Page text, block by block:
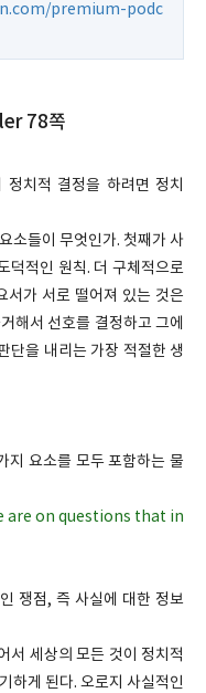
premium-podc
78쪽
치적 결정을 하려면 정치
소들이 무엇인가. 첫째가 사
덕적인 원칙. 더 구체적으로
서가 서로 떨어져 있는 것은
해서 선호를 결정하고 그에
단을 내리는 가장 적절한 생
지 요소를 모두 포함하는 물
are on questions that in
쟁점, 즉 사실에 대한 정보
서 세상의 모든 것이 정치적
하게 된다. 오로지 사실적인